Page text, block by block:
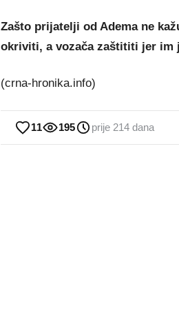
Zašto prijatelji od Adema ne
okriviti, a vozača zaštititi jer im
(crna-hronika.info)
11 195 prije 214 dana